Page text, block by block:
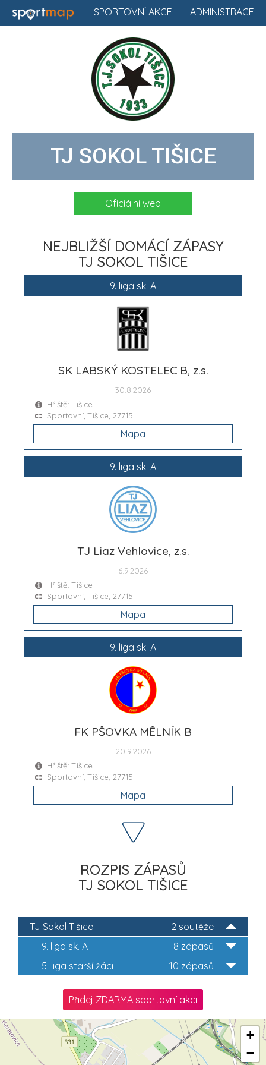
ADMINISTRACE
SPORTOVNÍ AKCE
TJ SOKOL TIŠICE
Oficiální web
NEJBLIŽŠÍ DOMÁCÍ ZÁPASY
TJ SOKOL TIŠICE
9. liga sk. A
SK LABSKÝ KOSTELEC B, z.s.
30.8.2026
Hřiště: Tišice
Sportovní, Tišice, 27715
Mapa
9. liga sk. A
TJ Liaz Vehlovice, z.s.
6.9.2026
Hřiště: Tišice
Sportovní, Tišice, 27715
Mapa
9. liga sk. A
FK PŠOVKA MĚLNÍK B
20.9.2026
Hřiště: Tišice
Sportovní, Tišice, 27715
Mapa
ROZPIS ZÁPASŮ
TJ SOKOL TIŠICE
2 soutěže
TJ Sokol Tišice
8 zápasů
9. liga sk. A
10 zápasů
5. liga starší žáci
Přidej ZDARMA sportovní akci
+
−